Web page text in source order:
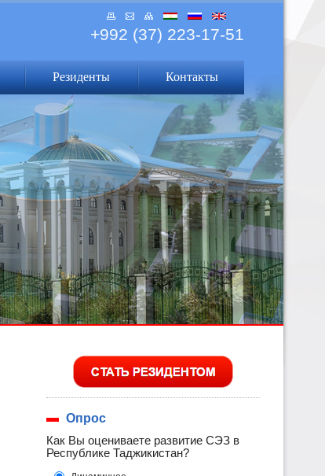
+992 (37) 223-17-51
Резиденты Контакты
Опрос
Как Вы оцениваете развитие СЭЗ в
Республике Таджикистан?